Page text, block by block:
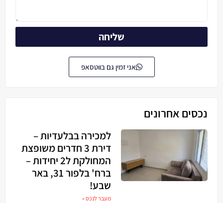
שליחה
אני זמין גם בווטסאפ
נכסים אחרונים
למכירה בבלעדיות –
דירת 3 חדרים משופצת
המחולקת ל2 יחידות –
ברח' בלפור 31, באר
שבע!
מעבר לנכס »